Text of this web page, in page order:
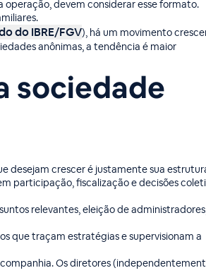
devem considerar esse formato.
do IBRE/FGV), há um movimento
anônimas, a tendência é maior
sociedade
desejam crescer é justamente sua
participação, fiscalização e decisões
relevantes, eleição de
que traçam estratégias e supervisionam a
Os diretores